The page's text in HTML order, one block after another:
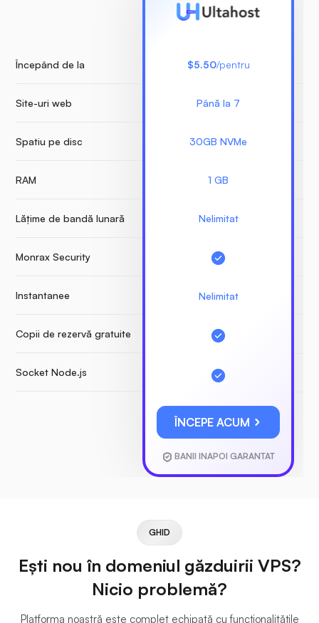
Începând de la
Site-uri web
Spatiu pe disc
RAM
Lățime de bandă lunară
Monrax Security
Instantanee
Copii de rezervă gratuite
Socket Node.js
$5.50/pentru
Până la 7
30GB NVMe
1 GB
Nelimitat
Nelimitat
ÎNCEPE ACUM
BANII INAPOI GARANTAT
GHID
Ești nou în domeniul găzduirii VPS?
Nicio problemă?
Platforma noastră este complet echipată cu funcționalitățile